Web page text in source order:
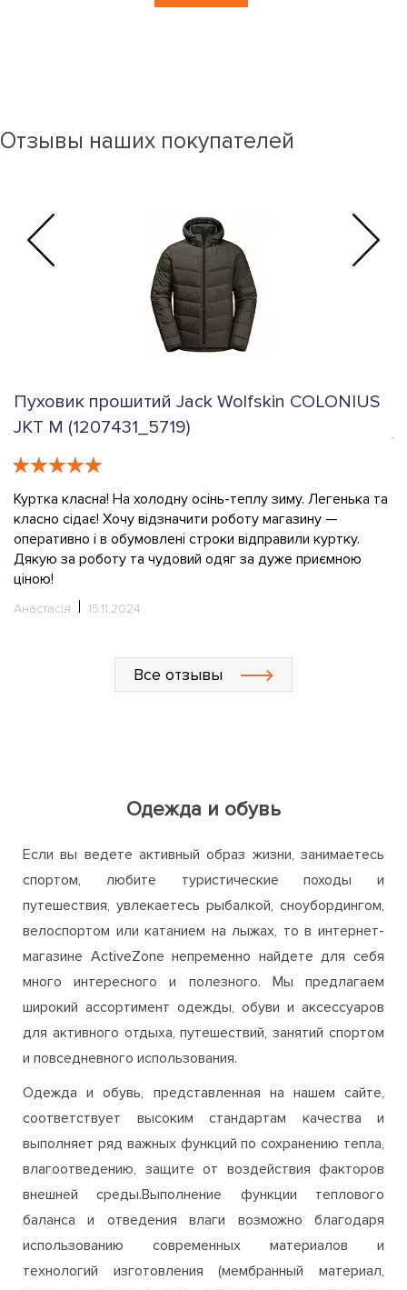
Отзывы наших покупателей
Пуховик прошитий Jack Wolfskin COLONIUS
JKT M (1207431_5719)
Куртка класна! На холодну осінь-теплу зиму. Легенька та
класно сідає! Хочу відзначити роботу магазину —
оперативно і в обумовлені строки відправили куртку.
Дякую за роботу та чудовий одяг за дуже приємною
ціною!
Анастасія 15.11.2024
Все отзывы
Одежда и обувь
Если вы ведете активный образ жизни, занимаетесь
спортом, любите туристические походы и
путешествия, увлекаетесь рыбалкой, сноубордингом,
велоспортом или катанием на лыжах, то в интернет-
магазине ActiveZone непременно найдете для себя
много интересного и полезного. Мы предлагаем
широкий ассортимент одежды, обуви и аксессуаров
для активного отдыха, путешествий, занятий спортом
и повседневного использования.
Одежда и обувь, представленная на нашем сайте,
соответствует высоким стандартам качества и
выполняет ряд важных функций по сохранению тепла,
влагоотведению, защите от воздействия факторов
внешней среды.Выполнение функции теплового
баланса и отведения влаги возможно благодаря
использованию современных материалов и
технологий изготовления (мембранный материал,